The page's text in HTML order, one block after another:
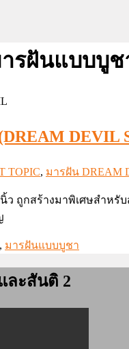
รฝันแบบบูช
DEVIL
TOPIC, มารฝัน DREAM
ว ถูกสร้างมาพิเศษสำหรั
, มารฝันแบบบูชา
ละสันติ 2